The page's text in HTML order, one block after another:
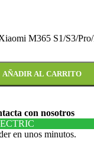
M365 S1/S3/
AÑADIR AL CARRITO
con nosotros
en unos minutos.